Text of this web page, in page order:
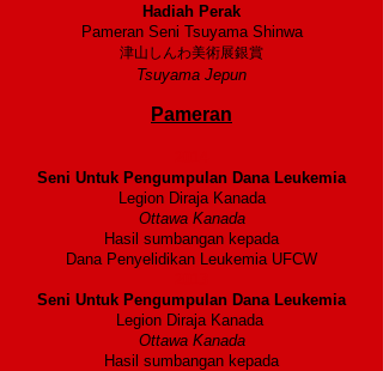
Hadiah Perak
Pameran Seni Tsuyama Shinwa
津山しんわ美術展銀賞
Tsuyama Jepun
Pameran
Seni Untuk Pengumpulan Dana Leukemia
Legion Diraja Kanada
Ottawa Kanada
Hasil sumbangan kepada
Dana Penyelidikan Leukemia UFCW
Seni Untuk Pengumpulan Dana Leukemia
Legion Diraja Kanada
Ottawa Kanada
Hasil sumbangan kepada